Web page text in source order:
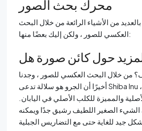
محرك بحث الصور
من الأشياء الرائعة من خلال البحث
العكسي للصور ، ولكن إليك بعضًا منها:
حول كائن صورة هل
من خلال البحث العكسي للصور ، وجدنا
أخيرًا أن الجرو هو سلالة تدعى Shiba Inu ، وهي أصغر سلالات
والمميزة للكلب الأصلي في اليابان.
الشيء الصغير اللطيف رشيق جدًا ويمكنه